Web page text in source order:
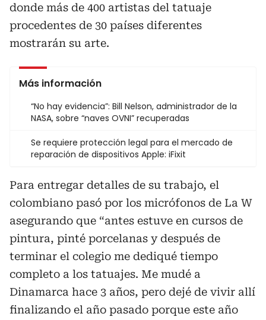
donde más de 400 artistas del tatuaje
procedentes de 30 países diferentes
mostrarán su arte.
Más información
“No hay evidencia”: Bill Nelson, administrador de la
NASA, sobre “naves OVNI” recuperadas
Se requiere protección legal para el mercado de
reparación de dispositivos Apple: iFixit
Para entregar detalles de su trabajo, el
colombiano pasó por los micrófonos de La W
asegurando que “antes estuve en cursos de
pintura, pinté porcelanas y después de
terminar el colegio me dediqué tiempo
completo a los tatuajes. Me mudé a
Dinamarca hace 3 años, pero dejé de vivir allí
finalizando el año pasado porque este año